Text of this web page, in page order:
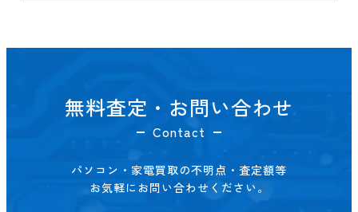
無料査定・お問い合わせ
Contact
パソコン・家電買取の不明点・査定額等
お気軽にお問い合わせください。